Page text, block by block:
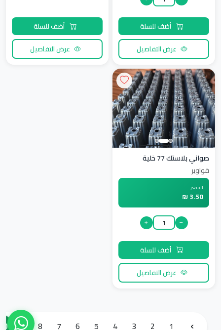
عرض التفاصيل
عرض التفاصيل
صواني بلاستك 77 خلية
قواوير
السعر
3.50 ₪
عرض التفاصيل
‹
1
2
3
4
5
6
7
8
9